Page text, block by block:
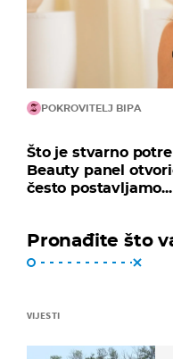
POKROVITELJ BIPA
Što je stvarno
Beauty panel
često postavljamo...
Pronađite što
VIJESTI